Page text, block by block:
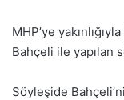
MHP’ye
Bahçeli ile yapılan
Söyleşide